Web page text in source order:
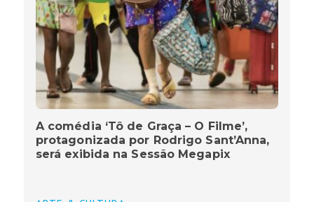
A comédia ‘Tô de Graça – O Filme’,
protagonizada por Rodrigo Sant’Anna,
será exibida na Sessão Megapix